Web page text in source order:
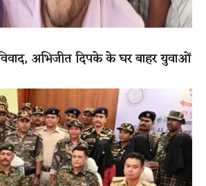
अभिजीत दिपके के घर बाहर युवाओं